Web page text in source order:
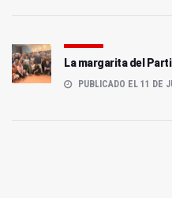
La margarita del
PUBLICADO EL 11 DE